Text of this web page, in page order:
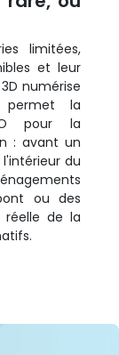
limitées,
et leur
numérise
la
pour la
: avant un
du
ou des
réelle de la